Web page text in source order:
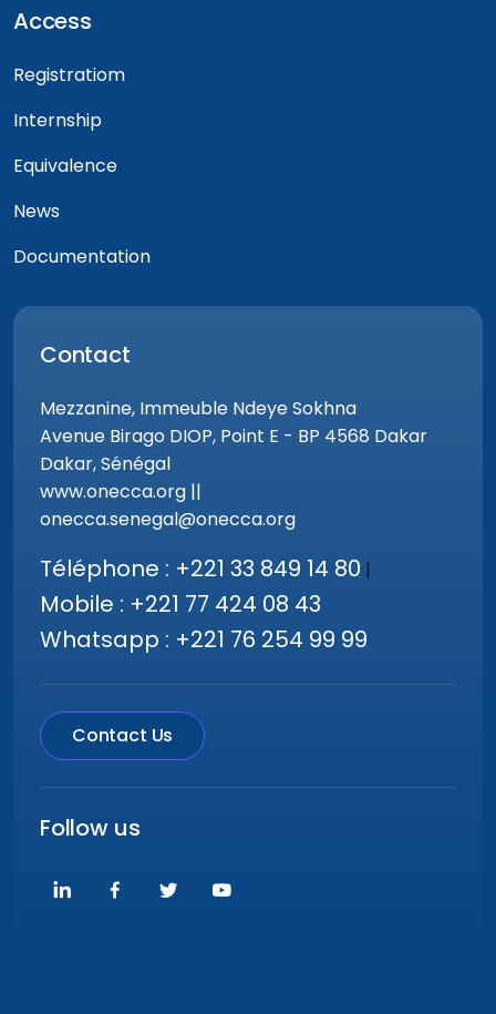
Access
Registratiom
Internship
Equivalence
News
Documentation
Contact
Mezzanine, Immeuble Ndeye Sokhna
Avenue Birago DIOP, Point E - BP 4568 Dakar
Dakar, Sénégal
www.onecca.org ||
onecca.senegal@onecca.org
Téléphone : +221 33 849 14 80 |
Mobile : +221 77 424 08 43
Whatsapp : +221 76 254 99 99
Contact Us
Follow us